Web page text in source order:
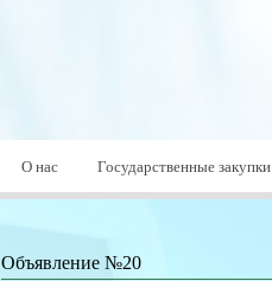
О нас Государственные закупки
Объявление №20